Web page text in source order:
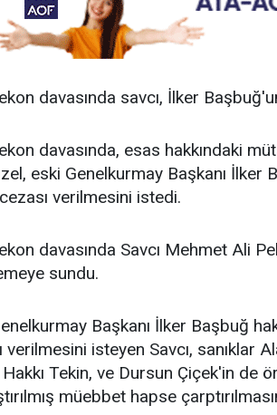
davasında savcı, İlker
davasında, esas hakkındaki
eski Genelkurmay Başkanı İlker
verilmesini istedi.
davasında Savcı Mehmet Ali
sundu.
Başkanı İlker Başbuğ
verilmesini isteyen Savcı, sanıklar
Tekin, ve Dursun Çiçek'in de
müebbet hapse